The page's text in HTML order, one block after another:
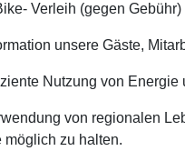
Verleih (gegen Gebühr)
unsere Gäste,
Nutzung von Energie
von regionalen
möglich zu halten.